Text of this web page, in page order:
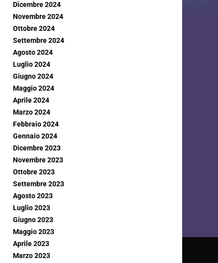
Dicembre 2024
Novembre 2024
Ottobre 2024
Settembre 2024
Agosto 2024
Luglio 2024
Giugno 2024
Maggio 2024
Aprile 2024
Marzo 2024
Febbraio 2024
Gennaio 2024
Dicembre 2023
Novembre 2023
Ottobre 2023
Settembre 2023
Agosto 2023
Luglio 2023
Giugno 2023
Maggio 2023
Aprile 2023
Marzo 2023